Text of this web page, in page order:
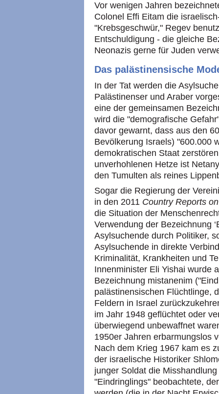
Vor wenigen Jahren
Colonel Effi Eitam die
"Krebsgeschwür," Regev
Entschuldigung - die gleiche
Neonazis gerne für Juden
Das palästinensische
In der Tat werden die
Palästinenser und Araber
eine der gemeinsamen
wird die "demografische
davor gewarnt, dass aus den
Bevölkerung Israels) "600.000
demokratischen Staat
unverhohlenen Hetze ist
den Tumulten als reines
Sogar die Regierung der
in den 2011 Country Reports
die Situation der
Verwendung der Bezeichnung
Asylsuchende durch Politiker,
Asylsuchende in direkte
Kriminalität, Krankheiten und
Innenminister Eli Yishai wurde
Bezeichnung mistanenim
palästinensischen Flüchtlinge,
Feldern in Israel
im Jahr 1948 geflüchtet oder
überwiegend unbewaffnet
1950er Jahren erbarmungslos
Nach dem Krieg 1967 kam es
der israelische Historiker
junger Soldat die
"Eindringlings" beobachtete,